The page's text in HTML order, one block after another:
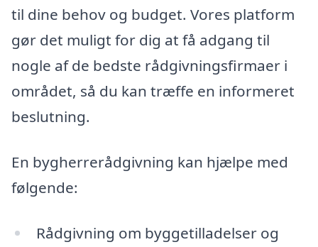
til dine behov og budget. Vores platform
gør det muligt for dig at få adgang til
nogle af de bedste rådgivningsfirmaer i
området, så du kan træffe en informeret
beslutning.
En bygherrerådgivning kan hjælpe med
følgende:
Rådgivning om byggetilladelser og